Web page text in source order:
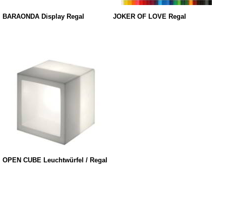
BARAONDA Display Regal JOKER OF LOVE Regal
OPEN CUBE Leuchtwürfel / Regal